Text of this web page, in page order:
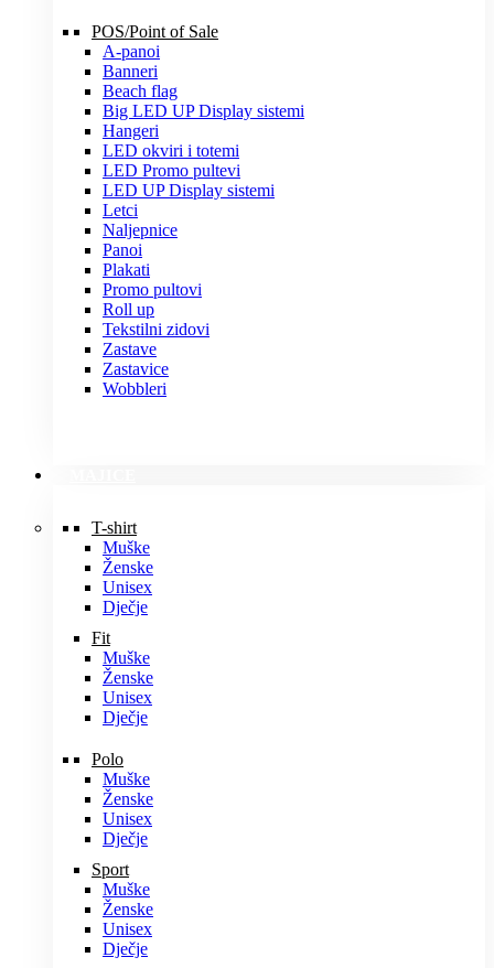
POS/Point of Sale
A-panoi
Banneri
Beach flag
Big LED UP Display sistemi
Hangeri
LED okviri i totemi
LED Promo pultevi
LED UP Display sistemi
Letci
Naljepnice
Panoi
Plakati
Promo pultovi
Roll up
Tekstilni zidovi
Zastave
Zastavice
Wobbleri
T-shirt
Muške
Ženske
Unisex
Dječje
Fit
Muške
Ženske
Unisex
Dječje
Polo
Muške
Ženske
Unisex
Dječje
Sport
Muške
Ženske
Unisex
Dječje